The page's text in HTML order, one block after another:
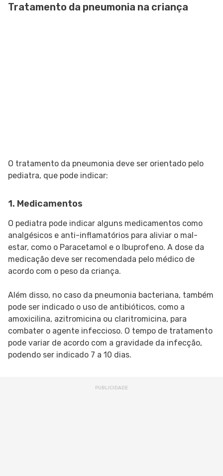
Tratamento da pneumonia na criança
O tratamento da pneumonia deve ser orientado pelo
pediatra, que pode indicar:
1. Medicamentos
O pediatra pode indicar alguns medicamentos como
analgésicos e anti-inflamatórios para aliviar o mal-
estar, como o Paracetamol e o Ibuprofeno. A dose da
medicação deve ser recomendada pelo médico de
acordo com o peso da criança.
Além disso, no caso da pneumonia bacteriana, também
pode ser indicado o uso de antibióticos, como a
amoxicilina, azitromicina ou claritromicina, para
combater o agente infeccioso. O tempo de tratamento
pode variar de acordo com a gravidade da infecção,
podendo ser indicado 7 a 10 dias.